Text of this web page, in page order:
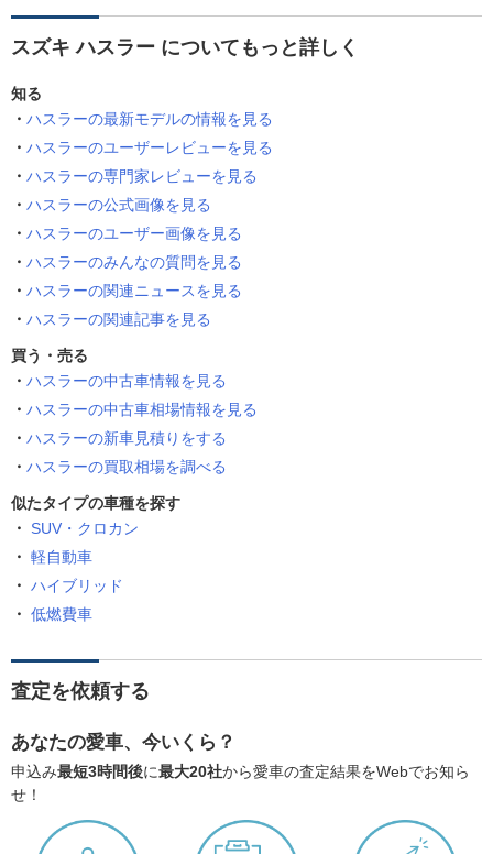
スズキ ハスラー についてもっと詳しく
知る
ハスラーの最新モデルの情報を見る
ハスラーのユーザーレビューを見る
ハスラーの専門家レビューを見る
ハスラーの公式画像を見る
ハスラーのユーザー画像を見る
ハスラーのみんなの質問を見る
ハスラーの関連ニュースを見る
ハスラーの関連記事を見る
買う・売る
ハスラーの中古車情報を見る
ハスラーの中古車相場情報を見る
ハスラーの新車見積りをする
ハスラーの買取相場を調べる
似たタイプの車種を探す
SUV・クロカン
軽自動車
ハイブリッド
低燃費車
査定を依頼する
あなたの愛車、今いくら？
申込み最短3時間後に最大20社から愛車の査定結果をWebでお知ら
せ！